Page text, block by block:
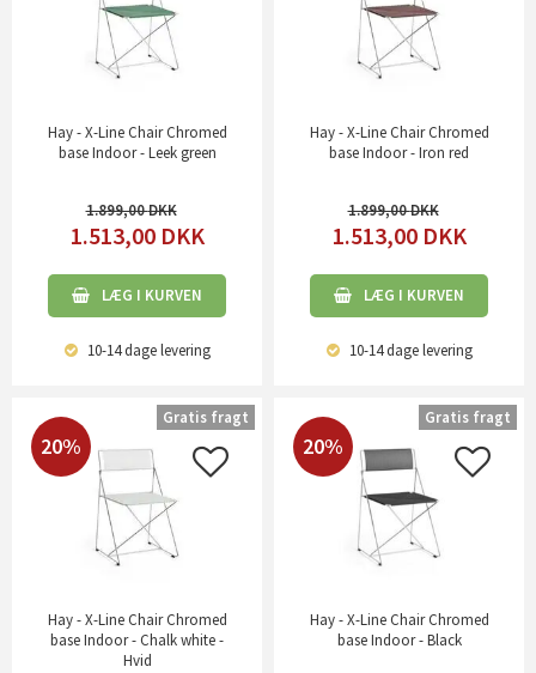
Hay - X-Line Chair Chromed
base Indoor - Leek green
1.899,00
1.513,00 DKK
LÆG I KURVEN
10-14 dagelevering
Hay - X-Line Chair Chromed
base Indoor - Iron red
1.899,00
1.513,00 DKK
LÆG I KURVEN
10-14 dagelevering
20%
Hay - X-Line Chair Chromed
base Indoor - Chalk white -
Hvid
Gratis fragt
20%
Hay - X-Line Chair Chromed
base Indoor - Black
Gratis fragt